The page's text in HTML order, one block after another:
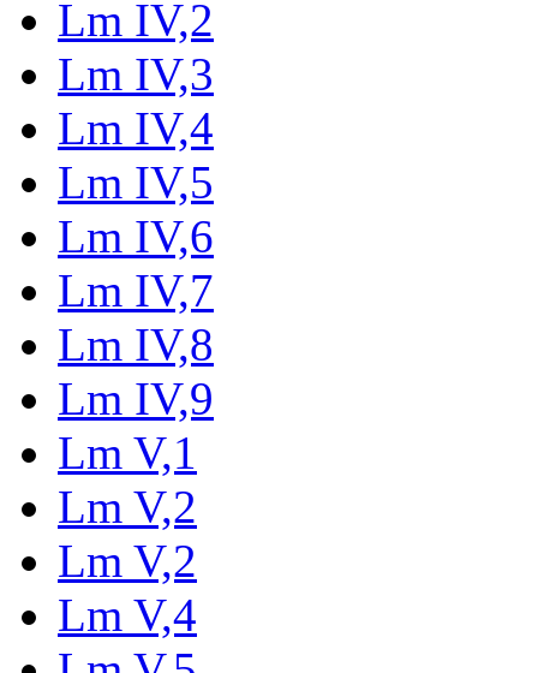
Lm IV,2
Lm IV,3
Lm IV,4
Lm IV,5
Lm IV,6
Lm IV,7
Lm IV,8
Lm IV,9
Lm V,1
Lm V,2
Lm V,2
Lm V,4